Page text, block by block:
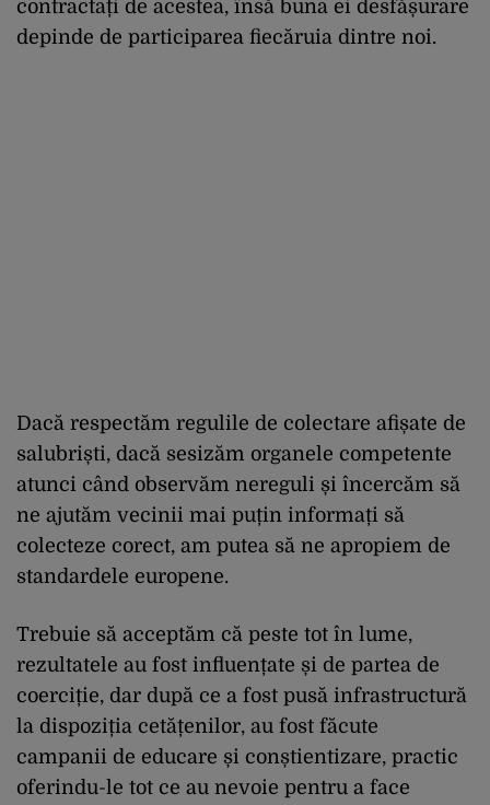
contractați de acestea, însă buna ei desfășurare
depinde de participarea fiecăruia dintre noi.
Dacă respectăm regulile de colectare afișate de
salubriști, dacă sesizăm organele competente
atunci când observăm nereguli și încercăm să
ne ajutăm vecinii mai puțin informați să
colecteze corect, am putea să ne apropiem de
standardele europene.
Trebuie să acceptăm că peste tot în lume,
rezultatele au fost influențate și de partea de
coerciție, dar după ce a fost pusă infrastructură
la dispoziția cetățenilor, au fost făcute
campanii de educare și conștientizare, practic
oferindu-le tot ce au nevoie pentru a face